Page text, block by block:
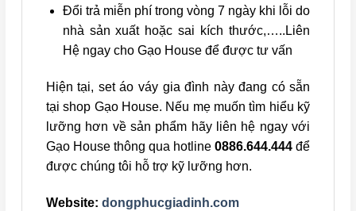
Đổi trả miễn phí trong vòng 7 ngày khi lỗi do
nhà sản xuất hoặc sai kích thước,…..Liên
Hệ ngay cho Gạo House để được tư vấn
Hiện tại, set áo váy gia đình này đang có sẵn
tại shop Gạo House. Nếu mẹ muốn tìm hiểu kỹ
lưỡng hơn về sản phẩm hãy liên hệ ngay với
Gạo House thông qua hotline0886.644.444để
được chúng tôi hỗ trợ kỹ lưỡng hơn.
Website: dongphucgiadinh.com